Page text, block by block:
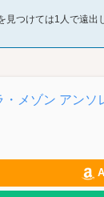
見つけては1人で遠出
・メゾン アンソ